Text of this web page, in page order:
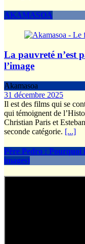
AKAMASOA
La pauvreté n’est
l’image
Akamasoa
31 décembre 2025
Il est des films qui se
qui témoignent de
Christian Paris et
seconde catégorie. [...]
Père Pedro : Pourquoi
images)